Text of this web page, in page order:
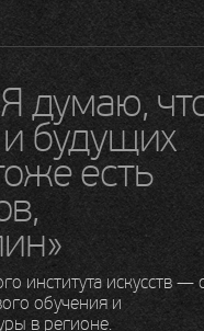
думаю,
будущих
есть
института искусств —
обучения и
в регионе.